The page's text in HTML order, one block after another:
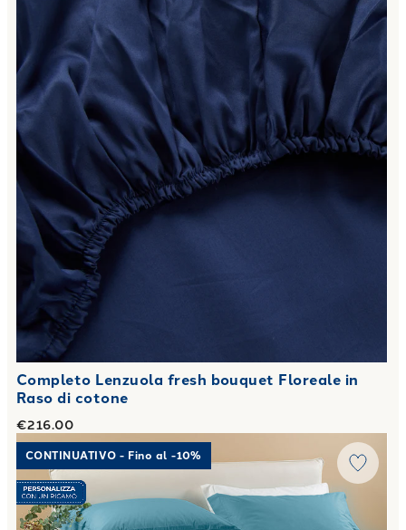
Completo Lenzuola fresh bouquet Floreale in
Raso di cotone
€216.00
Link to "Completo Copripiumino Matrimoniale Percalle
CONTINUATIVO - Fino al -10%